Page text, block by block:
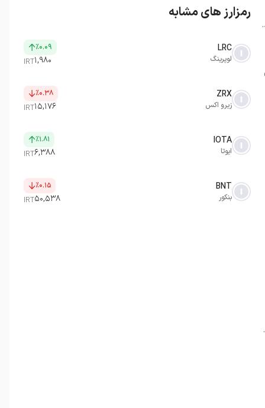
.
رمزارز های مشابه
LRC
لوپرینگ
٪۰.۰۹
۱,۹۸۰IRT
ZRX
زیرو اکس
٪۰.۳۸
۱۵,۱۷۶IRT
IOTA
ایوتا
٪۱.۸۱
۶,۳۸۸IRT
BNT
بنکور
٪۰.۱۵
۵۰,۵۳۸IRT